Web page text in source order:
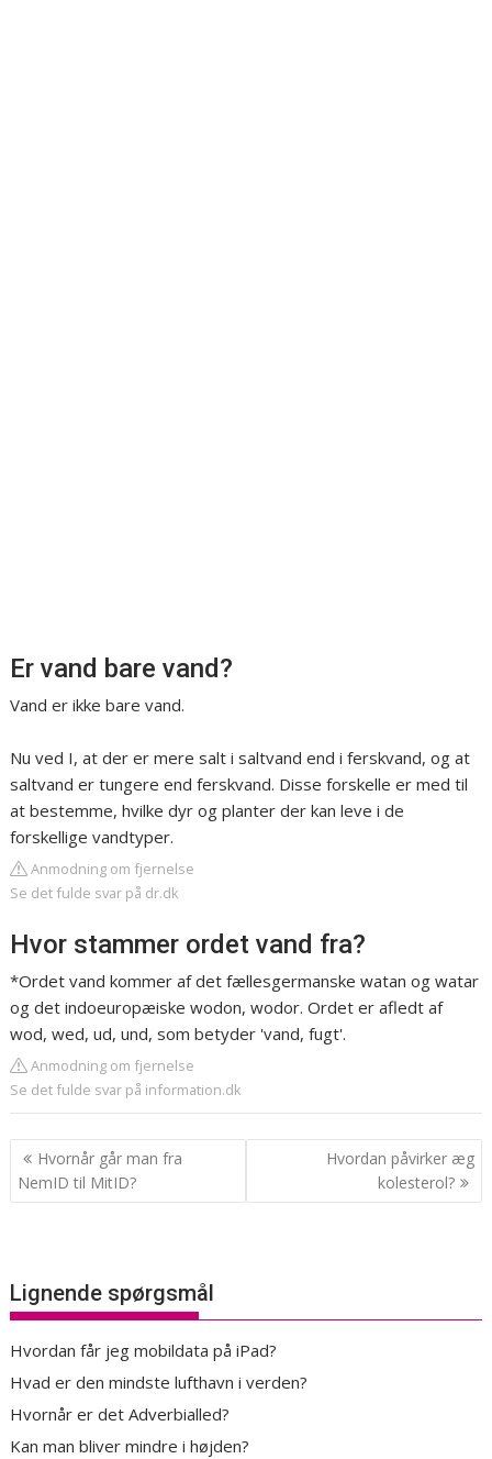
Er vand bare vand?
Vand er ikke bare vand.
Nu ved I, at der er mere salt i saltvand end i ferskvand, og at
saltvand er tungere end ferskvand. Disse forskelle er med til
at bestemme, hvilke dyr og planter der kan leve i de
forskellige vandtyper.
Anmodning om fjernelse
Se det fulde svar på dr.dk
Hvor stammer ordet vand fra?
*Ordet vand kommer af det fællesgermanske watan og watar
og det indoeuropæiske wodon, wodor. Ordet er afledt af
wod, wed, ud, und, som betyder 'vand, fugt'.
Anmodning om fjernelse
Se det fulde svar på information.dk
Indlægsnavigation
Hvornår går man fra
NemID til MitID?
Hvordan påvirker æg
kolesterol?
Lignende spørgsmål
Hvordan får jeg mobildata på iPad?
Hvad er den mindste lufthavn i verden?
Hvornår er det Adverbialled?
Kan man bliver mindre i højden?